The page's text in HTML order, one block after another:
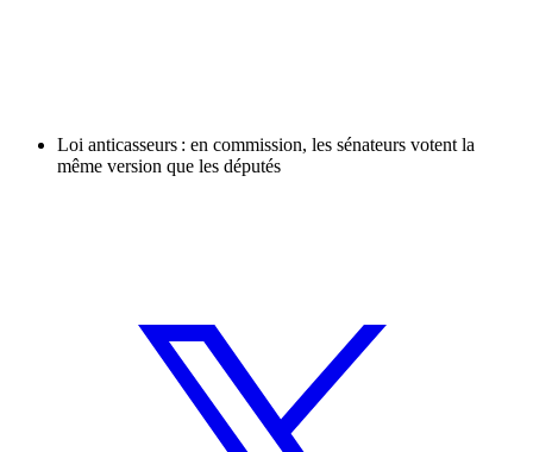
Loi anticasseurs : en commission, les sénateurs votent la
même version que les députés